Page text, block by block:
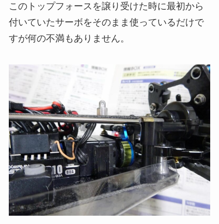
このトップフォースを譲り受けた時に最初から
付いていたサーボをそのまま使っているだけで
すが何の不満もありません。